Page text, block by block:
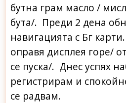
бутна грам масло /
бута/. Преди 2 дена
навигацията с Бг
оправя дисплея горе/
се пуска/. Днес успях
регистрирам и
се радвам.